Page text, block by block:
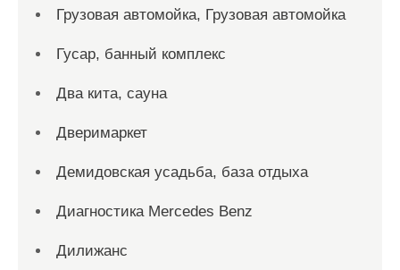
Грузовая автомойка, Грузовая автомойка
Гусар, банный комплекс
Два кита, сауна
Дверимаркет
Демидовская усадьба, база отдыха
Диагностика Mercedes Benz
Дилижанс